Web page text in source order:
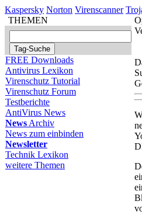
Kaspersky Norton Virenscanner
THEMEN
FREE Downloads
Antivirus Lexikon
Virenschutz Tutorial
Virenschutz Forum
Testberichte
AntiVirus News
News Archiv
News zum einbinden
Newsletter
Technik Lexikon
weitere Themen